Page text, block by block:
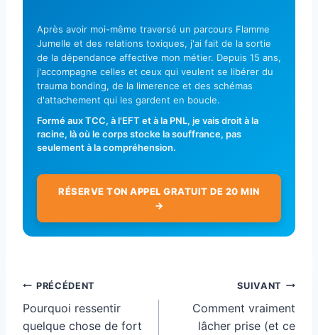
Après avoir moi-même traversé un parcours Flamme
Jumelle et des relations toxiques, j'ai fait de la sortie
de la dépendance affective mon métier. Depuis 15 ans,
j'accompagne celles et ceux qui veulent se libérer du
trauma bonding, de la limerence et des schémas
d'attachement qui les gardent en boucle.
Formé aux TCC, à l'EFT et à la PNL, je vais droit à la
racine, là où le corps stocke la souffrance, pas
seulement à la compréhension.
RÉSERVE TON APPEL GRATUIT DE 20 MIN
→
Navigation
de
l’article
PRÉCÉDENT
Pourquoi ressentir
quelque chose de fort
SUIVANT
Comment vraiment
lâcher prise (et ce